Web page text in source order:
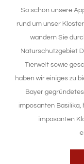
So schön unsere
rund um unser
wandern Sie
Naturschutzgebiet
Tierwelt sowie
haben wir einiges zu
Bayer
imposanten
imposanten